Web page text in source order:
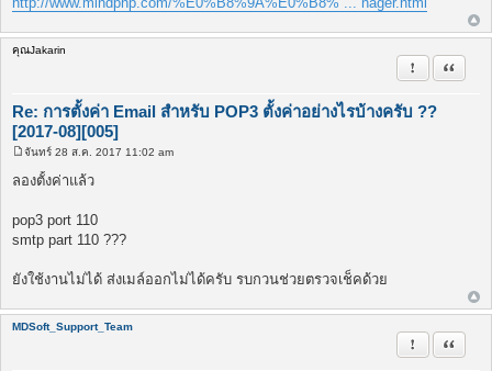
คุณJakarin
Re: การตั้งค่า Email สำหรับ POP3 ตั้งค่าอย่างไรบ้างครับ ??
[2017-08][005]
รายงานในข้
อ้างคำ
พ
ส
จันทร์ 28 ส.ค. 2017 11:02 am
ลองตั้งค่าแล้ว
pop3 port 110
smtp part 110 ???
ยังใช้งานไม่ได้ ส่งเมล์ออกไม่ได้ครับ รบกวนช่วยตรวจเช็คด้วย
MDSoft_Support_Team
รายงานในข้
อ้างคำ